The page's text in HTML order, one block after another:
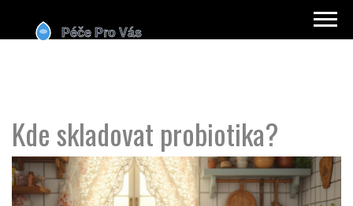
Kde skladovat probiotika?